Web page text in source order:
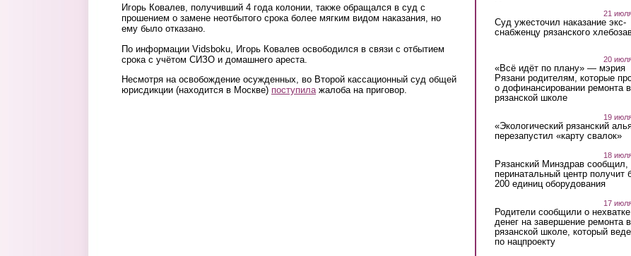
Игорь Ковалев, получивший 4 года колонии, также обращался в суд с
прошением о замене неотбытого срока более мягким видом наказания, но
ему было отказано.
По информации Vidsboku, Игорь Ковалев освободился в связи с отбытием
срока с учётом СИЗО и домашнего ареста.
Несмотря на освобождение осужденных, во Второй кассационный суд общей
юрисдикции (находится в Москве) поступила жалоба на приговор.
21
Суд ужесточил наказание экс-
снабженцу рязанского
20
«Всё идёт по плану» — мэрия
Рязани родителям, которые
о дофинансировании ремонта в
рязанской школе
19
«Экологический рязанский
перезапустил «карту свалок»
18
Рязанский Минздрав сообщил,
перинатальный центр получит
200 единиц оборудования
17
Родители сообщили о нехватке
денег на завершение ремонта в
рязанской школе, который
по нацпроекту